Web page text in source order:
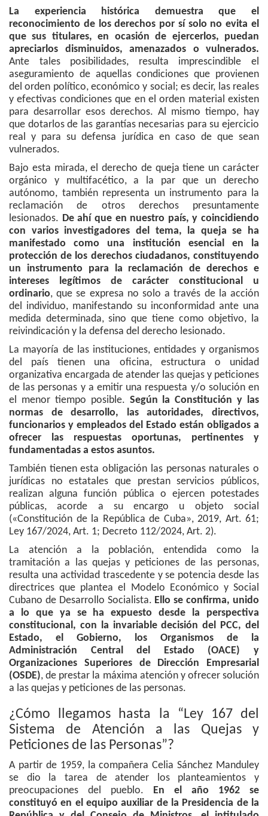
La experiencia histórica demuestra que el
reconocimiento de los derechos por sí solo no evita el
que sus titulares, en ocasión de ejercerlos, puedan
apreciarlos disminuidos, amenazados o vulnerados.
Ante tales posibilidades, resulta imprescindible el
aseguramiento de aquellas condiciones que provienen
del orden político, económico y social; es decir, las reales
y efectivas condiciones que en el orden material existen
para desarrollar esos derechos. Al mismo tiempo, hay
que dotarlos de las garantías necesarias para su ejercicio
real y para su defensa jurídica en caso de que sean
vulnerados.
Bajo esta mirada, el derecho de queja tiene un carácter
orgánico y multifacético, a la par que un derecho
autónomo, también representa un instrumento para la
reclamación de otros derechos presuntamente
lesionados. De ahí que en nuestro país, y coincidiendo
con varios investigadores del tema, la queja se ha
manifestado como una institución esencial en la
protección de los derechos ciudadanos, constituyendo
un instrumento para la reclamación de derechos e
intereses legítimos de carácter constitucional u
ordinario, que se expresa no solo a través de la acción
del individuo, manifestando su inconformidad ante una
medida determinada, sino que tiene como objetivo, la
reivindicación y la defensa del derecho lesionado.
La mayoría de las instituciones, entidades y organismos
del país tienen una oficina, estructura o unidad
organizativa encargada de atender las quejas y peticiones
de las personas y a emitir una respuesta y/o solución en
el menor tiempo posible. Según la Constitución y las
normas de desarrollo, las autoridades, directivos,
funcionarios y empleados del Estado están obligados a
ofrecer las respuestas oportunas, pertinentes y
fundamentadas a estos asuntos.
También tienen esta obligación las personas naturales o
jurídicas no estatales que prestan servicios públicos,
realizan alguna función pública o ejercen potestades
públicas, acorde a su encargo u objeto social
(«Constitución de la República de Cuba», 2019, Art. 61;
Ley 167/2024, Art. 1; Decreto 112/2024, Art. 2).
La atención a la población, entendida como la
tramitación a las quejas y peticiones de las personas,
resulta una actividad trascedente y se potencia desde las
directrices que plantea el Modelo Económico y Social
Cubano de Desarrollo Socialista. Ello se confirma, unido
a lo que ya se ha expuesto desde la perspectiva
constitucional, con la invariable decisión del PCC, del
Estado, el Gobierno, los Organismos de la
Administración Central del Estado (OACE) y
Organizaciones Superiores de Dirección Empresarial
(OSDE), de prestar la máxima atención y ofrecer solución
a las quejas y peticiones de las personas.
¿Cómo llegamos hasta la “Ley 167 del
Sistema de Atención a las Quejas y
Peticiones de las Personas”?
A partir de 1959, la compañera Celia Sánchez Manduley
se dio la tarea de atender los planteamientos y
preocupaciones del pueblo. En el año 1962 se
constituyó en el equipo auxiliar de la Presidencia de la